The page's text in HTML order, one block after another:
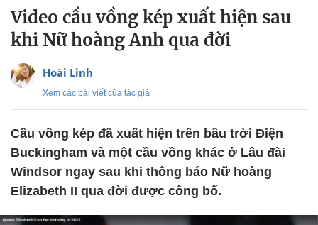
Video cầu vồng kép xuất hiện sau
khi Nữ hoàng Anh qua đời
Hoài Linh
Xem các bài viết của tác giả
Cầu vồng kép đã xuất hiện trên bầu trời Điện
Buckingham và một cầu vồng khác ở Lâu đài
Windsor ngay sau khi thông báo Nữ hoàng
Elizabeth II qua đời được công bố.